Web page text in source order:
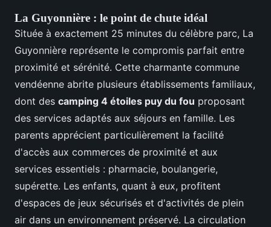
La Guyonnière : le point de chute idéal
Située à exactement 25 minutes du célèbre parc, La
Guyonnière représente le compromis parfait entre
proximité et sérénité. Cette charmante commune
vendéenne abrite plusieurs établissements familiaux,
dont des camping 4 étoiles puy du fou proposant
des services adaptés aux séjours en famille. Les
parents apprécient particulièrement la facilité
d'accès aux commerces de proximité et aux
services essentiels : pharmacie, boulangerie,
supérette. Les enfants, quant à eux, profitent
d'espaces de jeux sécurisés et d'activités de plein
air dans un environnement préservé. La circulation